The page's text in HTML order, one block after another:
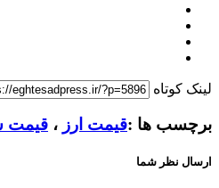
لینک کوتاه
برچسب ها :قیمت ارز ، قیمت
ارسال نظر شما